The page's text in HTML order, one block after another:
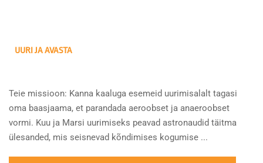
UURI JA AVASTA
Teie missioon: Kanna kaaluga esemeid uurimisalalt tagasi
oma baasjaama, et parandada aeroobset ja anaeroobset
vormi. Kuu ja Marsi uurimiseks peavad astronaudid täitma
ülesanded, mis seisnevad kõndimises kogumise ...